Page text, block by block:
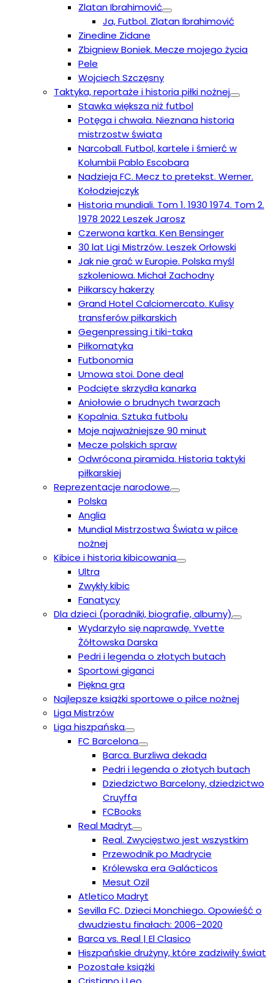
Zlatan Ibrahimović
Ja, Futbol. Zlatan Ibrahimović
Zinedine Zidane
Zbigniew Boniek. Mecze mojego życia
Pele
Wojciech Szczęsny
Taktyka, reportaże i historia piłki nożnej
Stawka większa niż futbol
Potęga i chwała. Nieznana historia
mistrzostw świata
Narcoball. Futbol, kartele i śmierć w
Kolumbii Pablo Escobara
Nadzieja FC. Mecz to pretekst. Werner.
Kołodziejczyk
Historia mundiali. Tom 1. 1930 1974. Tom 2.
1978 2022 Leszek Jarosz
Czerwona kartka. Ken Bensinger
30 lat Ligi Mistrzów. Leszek Orłowski
Jak nie grać w Europie. Polska myśl
szkoleniowa. Michał Zachodny
Piłkarscy hakerzy
Grand Hotel Calciomercato. Kulisy
transferów piłkarskich
Gegenpressing i tiki-taka
Piłkomatyka
Futbonomia
Umowa stoi. Done deal
Podcięte skrzydła kanarka
Aniołowie o brudnych twarzach
Kopalnia. Sztuka futbolu
Moje najważniejsze 90 minut
Mecze polskich spraw
Odwrócona piramida. Historia taktyki
piłkarskiej
Reprezentacje narodowe
Polska
Anglia
Mundial Mistrzostwa Świata w piłce
nożnej
Kibice i historia kibicowania
Ultra
Zwykły kibic
Fanatycy
Dla dzieci (poradniki, biografie, albumy)
Wydarzyło się naprawdę. Yvette
Żółtowska Darska
Pedri i legenda o złotych butach
Sportowi giganci
Piękna gra
Najlepsze książki sportowe o piłce nożnej
Liga Mistrzów
Liga hiszpańska
FC Barcelona
Barca. Burzliwa dekada
Pedri i legenda o złotych butach
Dziedzictwo Barcelony, dziedzictwo
Cruyffa
FCBooks
Real Madryt
Real. Zwycięstwo jest wszystkim
Przewodnik po Madrycie
Królewska era Galácticos
Mesut Ozil
Atletico Madryt
Sevilla FC. Dzieci Monchiego. Opowieść o
dwudziestu finałach: 2006–2020
Barca vs. Real | El Clasico
Hiszpańskie drużyny, które zadziwiły świat
Pozostałe książki